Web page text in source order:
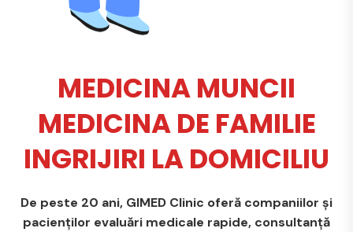
MEDICINA MUNCII
MEDICINA DE FAMILIE
INGRIJIRI LA DOMICILIU
De peste 20 ani, GIMED Clinic oferă companiilor și
pacienților evaluări medicale rapide, consultanță